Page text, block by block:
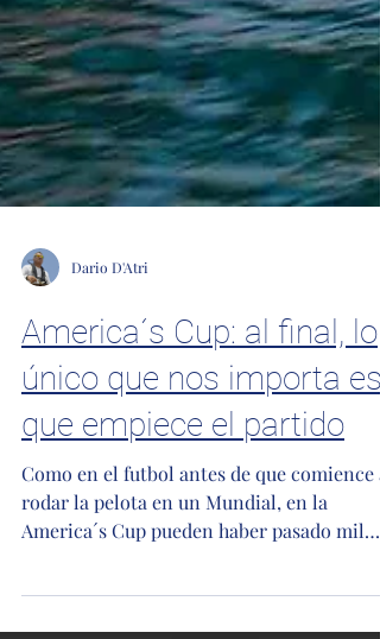
Dario D'Atri
America´s Cup: al final, lo
único que nos importa es
que empiece el partido